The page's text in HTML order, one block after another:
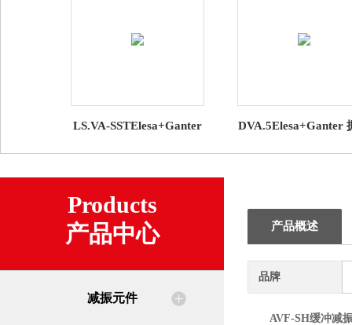
LS.VA-SSTElesa+Ganter
DVA.5Elesa+Ganter
Products
产品中心
减振元件
产品概述
品牌
AVF-SH缓冲减